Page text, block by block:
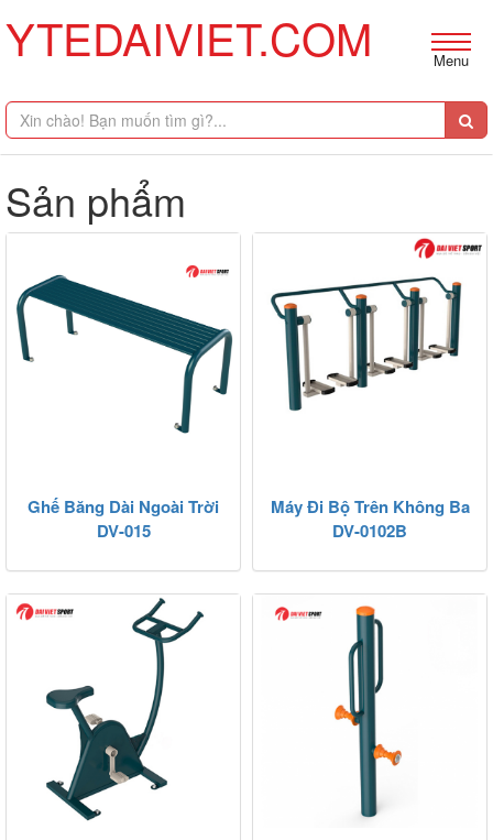
YTEDAIVIET.COM Menu
Sản phẩm
Ghế Băng Dài Ngoài Trời
DV-015
Máy Đi Bộ Trên Không Ba
DV-0102B